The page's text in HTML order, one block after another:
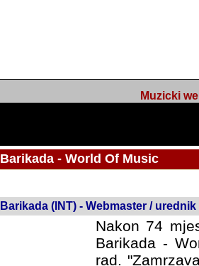
Muzicki
Barikada - World Of Music
Barikada (INT) - Webmaster / urednik
Nakon 74
Barikada -
rad.